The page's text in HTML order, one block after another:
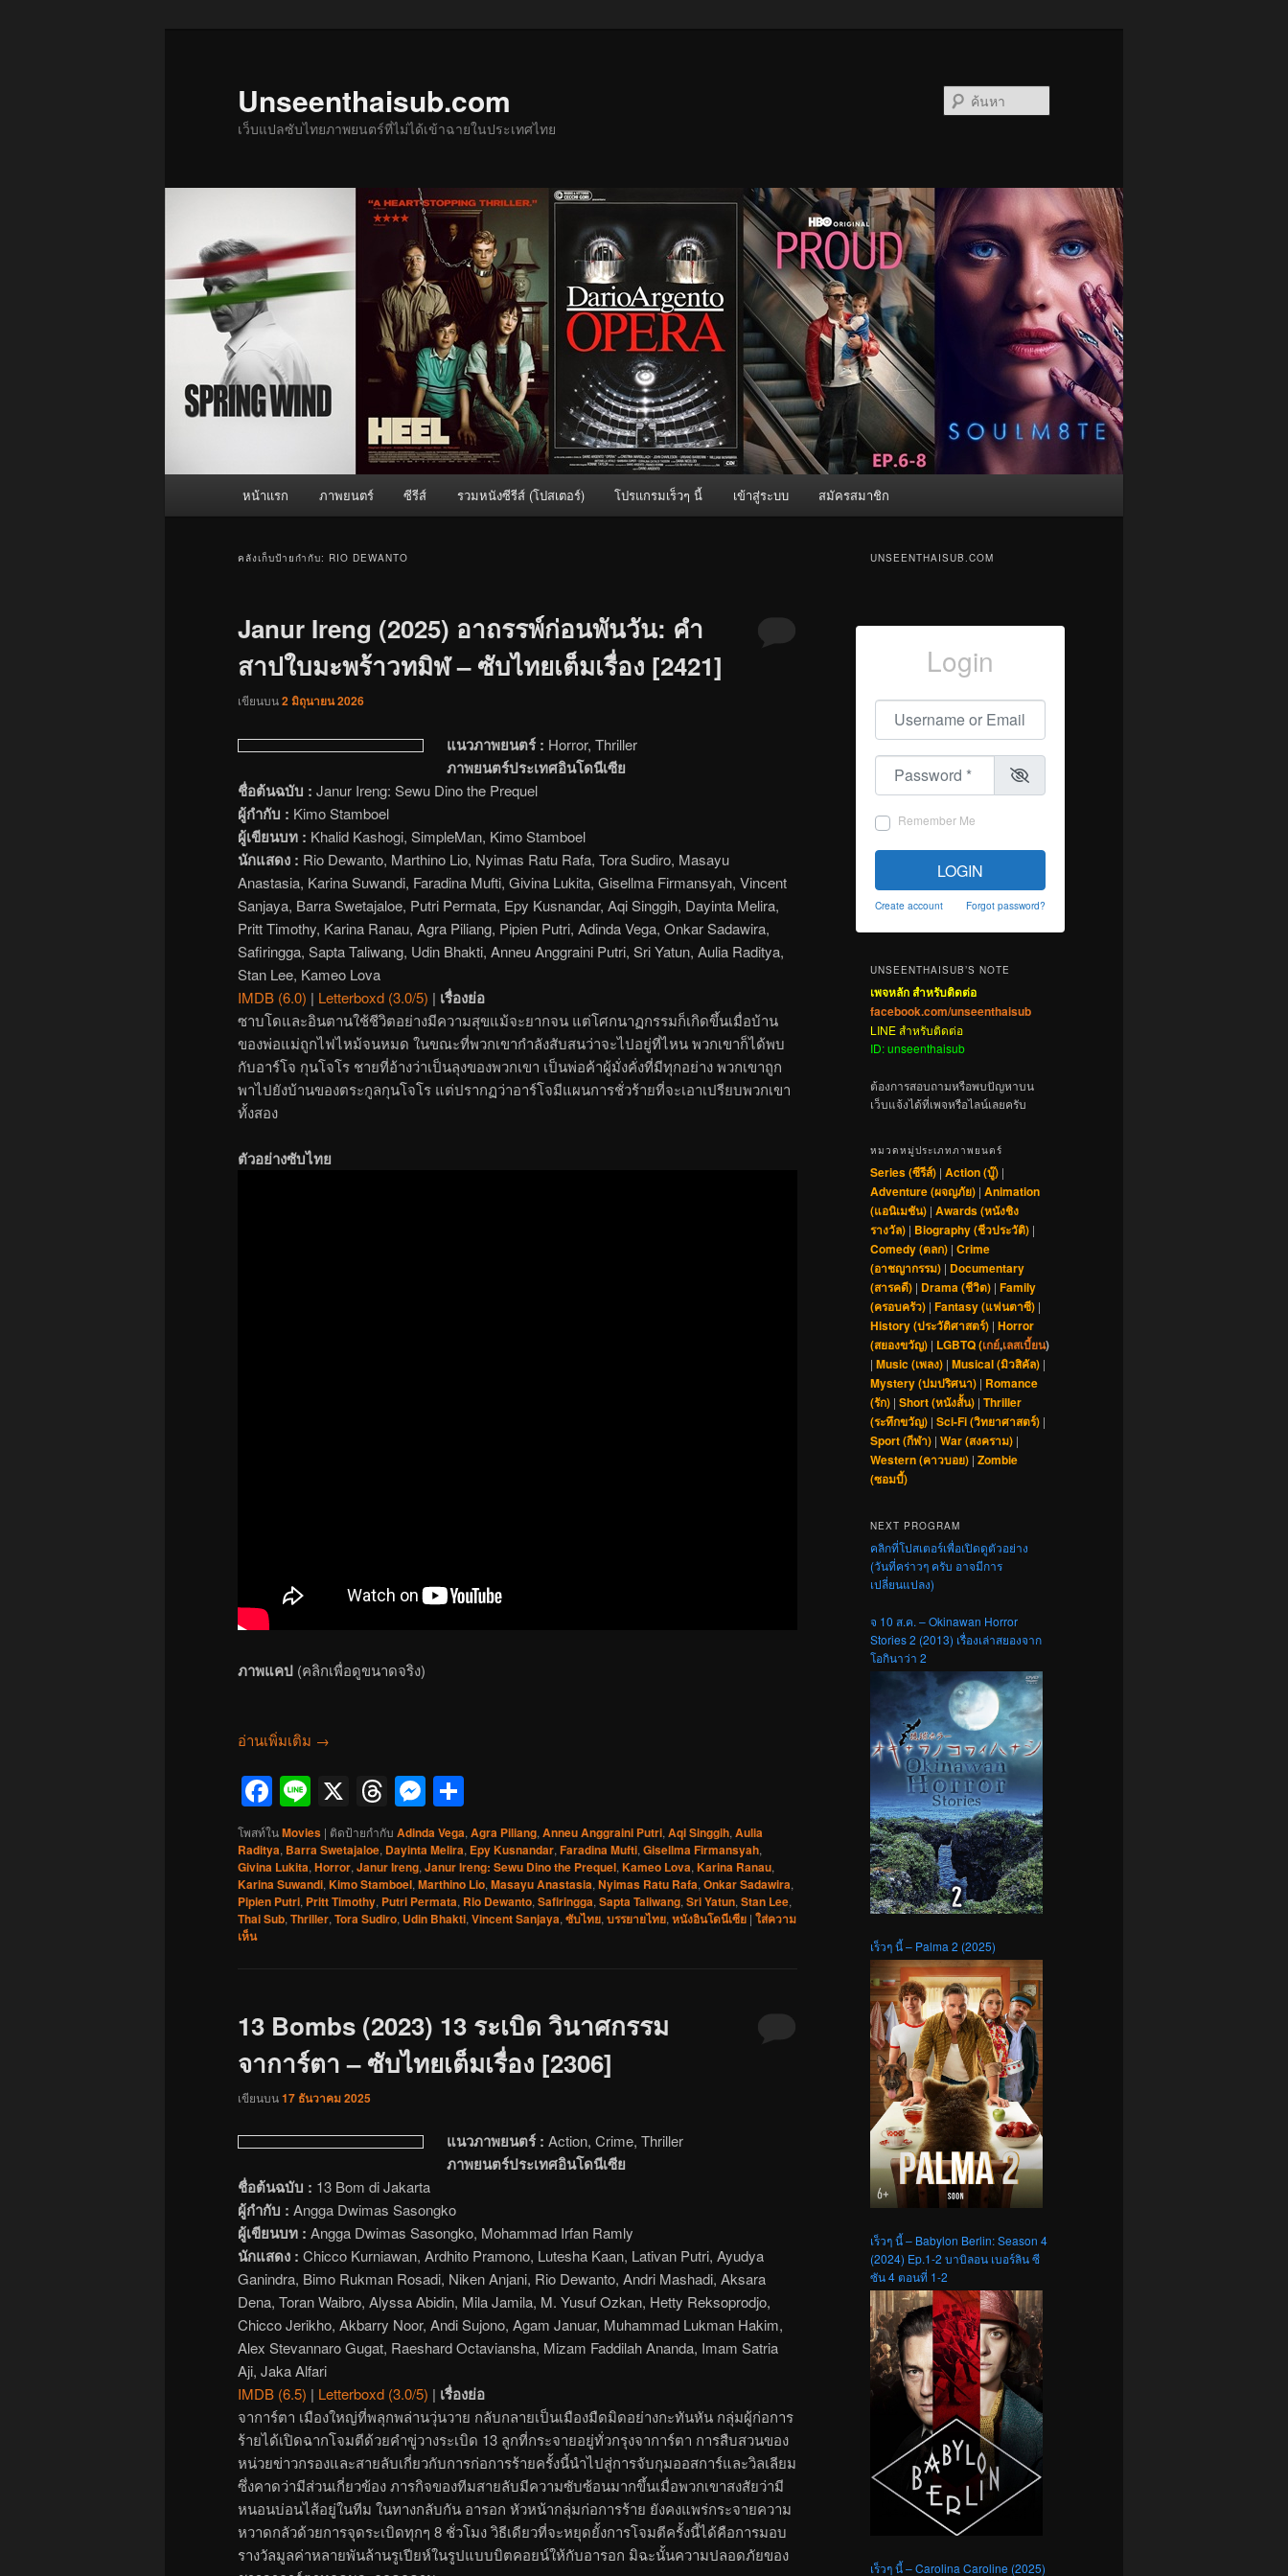
Unseenthaisub.com
เว็บแปลซับไทยภาพยนตร์ที่ไม่ได้เข้าฉายในประเทศไทย
หน้าแรก ภาพยนตร์ ซีรีส์ รวมหนังซีรีส์ (โปสเตอร์) โปรแกรมเร็วๆ นี้ เข้าสู่ระบบ สมัครสมาชิก
คลังเก็บป้ายกำกับ: RIO DEWANTO
Janur Ireng (2025) อาถรรพ์ก่อนพันวัน: คำ
สาปใบมะพร้าวทมิฬ – ซับไทยเต็มเรื่อง [2421]
เขียนบน2 มิถุนายน 2026
แนวภาพยนตร์ : Horror, Thriller
ภาพยนตร์ประเทศอินโดนีเซีย
ชื่อต้นฉบับ : Janur Ireng: Sewu Dino the Prequel
ผู้กำกับ : Kimo Stamboel
ผู้เขียนบท : Khalid Kashogi, SimpleMan, Kimo Stamboel
นักแสดง : Rio Dewanto, Marthino Lio, Nyimas Ratu Rafa, Tora Sudiro, Masayu
Anastasia, Karina Suwandi, Faradina Mufti, Givina Lukita, Gisellma Firmansyah, Vincent
Sanjaya, Barra Swetajaloe, Putri Permata, Epy Kusnandar, Aqi Singgih, Dayinta Melira,
Pritt Timothy, Karina Ranau, Agra Piliang, Pipien Putri, Adinda Vega, Onkar Sadawira,
Safiringga, Sapta Taliwang, Udin Bhakti, Anneu Anggraini Putri, Sri Yatun, Aulia Raditya,
Stan Lee, Kameo Lova
IMDB (6.0) | Letterboxd (3.0/5) | เรื่องย่อ
ซาบโดและอินตานใช้ชีวิตอย่างมีความสุขแม้จะยากจน แต่โศกนาฏกรรมก็เกิดขึ้นเมื่อบ้าน
ของพ่อแม่ถูกไฟไหม้จนหมด ในขณะที่พวกเขากำลังสับสนว่าจะไปอยู่ที่ไหน พวกเขาก็ได้พบ
กับอาร์โจ กุนโจโร ชายที่อ้างว่าเป็นลุงของพวกเขา เป็นพ่อค้าผู้มั่งคั่งที่มีทุกอย่าง พวกเขาถูก
พาไปยังบ้านของตระกูลกุนโจโร แต่ปรากฏว่าอาร์โจมีแผนการชั่วร้ายที่จะเอาเปรียบพวกเขา
ทั้งสอง
ตัวอย่างซับไทย
ภาพแคป (คลิกเพื่อดูขนาดจริง)
อ่านเพิ่มเติม →
Facebook
Line
X Threads
Messenger
โพสท์ในMovies | ติดป้ายกำกับ Adinda Vega, Agra Piliang, Anneu Anggraini Putri, Aqi Singgih, Aulia
Raditya, Barra Swetajaloe, Dayinta Melira, Epy Kusnandar, Faradina Mufti, Gisellma Firmansyah,
Givina Lukita, Horror, Janur Ireng, Janur Ireng: Sewu Dino the Prequel, Kameo Lova, Karina Ranau,
Karina Suwandi, Kimo Stamboel, Marthino Lio, Masayu Anastasia, Nyimas Ratu Rafa, Onkar Sadawira,
Pipien Putri, Pritt Timothy, Putri Permata, Rio Dewanto, Safiringga, Sapta Taliwang, Sri Yatun, Stan Lee,
Thai Sub, Thriller, Tora Sudiro, Udin Bhakti, Vincent Sanjaya, ซับไทย, บรรยายไทย, หนังอินโดนีเซีย | ใส่ความ
เห็น
13 Bombs (2023) 13 ระเบิด วินาศกรรม
จาการ์ตา – ซับไทยเต็มเรื่อง [2306]
เขียนบน17 ธันวาคม 2025
แนวภาพยนตร์ : Action, Crime, Thriller
ภาพยนตร์ประเทศอินโดนีเซีย
ชื่อต้นฉบับ : 13 Bom di Jakarta
ผู้กำกับ : Angga Dwimas Sasongko
ผู้เขียนบท : Angga Dwimas Sasongko, Mohammad Irfan Ramly
นักแสดง : Chicco Kurniawan, Ardhito Pramono, Lutesha Kaan, Lativan Putri, Ayudya
Ganindra, Bimo Rukman Rosadi, Niken Anjani, Rio Dewanto, Andri Mashadi, Aksara
Dena, Toran Waibro, Alyssa Abidin, Mila Jamila, M. Yusuf Ozkan, Hetty Reksoprodjo,
Chicco Jerikho, Akbarry Noor, Andi Sujono, Agam Januar, Muhammad Lukman Hakim,
Alex Stevannaro Gugat, Raeshard Octaviansha, Mizam Faddilah Ananda, Imam Satria
Aji, Jaka Alfari
IMDB (6.5) | Letterboxd (3.0/5) | เรื่องย่อ
จาการ์ตา เมืองใหญ่ที่พลุกพล่านวุ่นวาย กลับกลายเป็นเมืองมืดมิดอย่างกะทันหัน กลุ่มผู้ก่อการ
ร้ายได้เปิดฉากโจมตีด้วยคำขู่วางระเบิด 13 ลูกที่กระจายอยู่ทั่วกรุงจาการ์ตา การสืบสวนของ
หน่วยข่าวกรองและสายลับเกี่ยวกับการก่อการร้ายครั้งนี้นำไปสู่การจับกุมออสการ์และวิลเลียม
ซึ่งคาดว่ามีส่วนเกี่ยวข้อง ภารกิจของทีมสายลับมีความซับซ้อนมากขึ้นเมื่อพวกเขาสงสัยว่ามี
หนอนบ่อนไส้อยู่ในทีม ในทางกลับกัน อารอก หัวหน้ากลุ่มก่อการร้าย ยังคงแพร่กระจายความ
หวาดกลัวด้วยการจุดระเบิดทุกๆ 8 ชั่วโมง วิธีเดียวที่จะหยุดยั้งการโจมตีครั้งนี้ได้คือการมอบ
รางวัลมูลค่าหลายพันล้านรูเปียห์ในรูปแบบบิตคอยน์ให้กับอารอก มิฉะนั้นความปลอดภัยของ
UNSEENTHAISUB.COM
Login
Username or Email
Password
Remember Me
LOGIN
Create account Forgot password?
UNSEENTHAISUB’S NOTE
เพจหลัก สำหรับติดต่อ
facebook.com/unseenthaisub
LINE สำหรับติดต่อ
ID: unseenthaisub
ต้องการสอบถามหรือพบปัญหาบน
เว็บแจ้งได้ที่เพจหรือไลน์เลยครับ
หมวดหมู่ประเภทภาพยนตร์
Series (ซีรีส์) | Action (บู๊) |
Adventure (ผจญภัย) | Animation
(แอนิเมชัน) | Awards (หนังชิง
รางวัล) | Biography (ชีวประวัติ) |
Comedy (ตลก) | Crime
(อาชญากรรม) | Documentary
(สารคดี) | Drama (ชีวิต) | Family
(ครอบครัว) | Fantasy (แฟนตาซี) |
History (ประวัติศาสตร์) | Horror
(สยองขวัญ) | LGBTQ (เกย์,เลสเบี้ยน)
| Music (เพลง) | Musical (มิวสิคัล) |
Mystery (ปมปริศนา) | Romance
(รัก) | Short (หนังสั้น) | Thriller
(ระทึกขวัญ) | Sci-Fi (วิทยาศาสตร์) |
Sport (กีฬา) | War (สงคราม) |
Western (คาวบอย) | Zombie
(ซอมบี้)
NEXT PROGRAM
คลิกที่โปสเตอร์เพื่อเปิดดูตัวอย่าง
(วันที่คร่าวๆ ครับ อาจมีการ
เปลี่ยนแปลง)
จ 10 ส.ค. – Okinawan Horror
Stories 2 (2013) เรื่องเล่าสยองจาก
โอกินาว่า 2
เร็วๆ นี้ – Palma 2 (2025)
เร็วๆ นี้ – Babylon Berlin: Season 4
(2024) Ep.1-2 บาบิลอน เบอร์ลิน ซี
ซัน 4 ตอนที่ 1-2
เร็วๆ นี้ – Carolina Caroline (2025)